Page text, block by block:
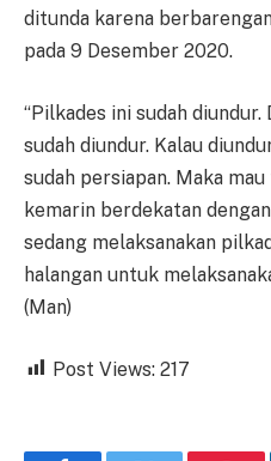
ditunda karena
pada 9 Desember 2020.
“Pilkades ini sudah
sudah diundur. Kalau
sudah persiapan. Maka
kemarin berdekatan
sedang melaksanakan
halangan untuk
(Man)
Post Views: 217